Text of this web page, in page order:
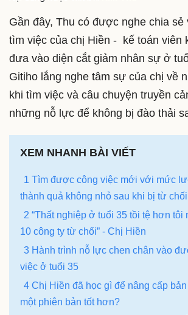
Gần đây, Thu có được nghe chia sẻ
tìm việc của chị Hiền - kế toán viên
đưa vào diện cắt giảm nhân sự ở
Gitiho lắng nghe tâm sự của chị về
khi tìm việc và câu chuyện truyền
những nỗ lực để không bị đào thải
XEM NHANH BÀI VIẾT
1 Tìm được công việc mới với mức
thành quả không nhỏ sau khi bị từ
2 “Thất nghiệp ở tuổi 35 tồi tệ hơn tôi
10 công ty từ chối” - Chị Hiền
3 Hành trình nỗ lực chen chân vào
việc ở tuổi 35
4 Chị Hiền đã học gì để nâng cấp
một phiên bản tốt hơn?